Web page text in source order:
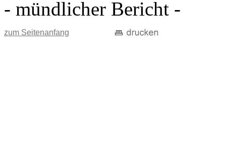
- mündlicher Bericht -
zum Seitenanfang